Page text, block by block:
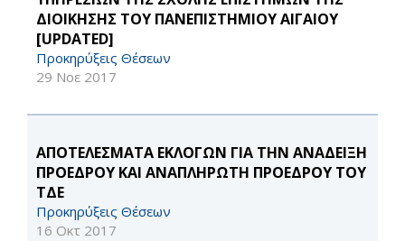
ΔΙΟΙΚΗΣΗΣ ΤΟΥ ΠΑΝΕΠΙΣΤΗΜΙΟΥ ΑΙΓΑΙΟΥ
[UPDATED]
Προκηρύξεις Θέσεων
29 Νοε 2017
ΑΠΟΤΕΛΕΣΜΑΤΑ ΕΚΛΟΓΩΝ ΓΙΑ ΤΗΝ ΑΝΑΔΕΙΞΗ
ΠΡΟΕΔΡΟΥ ΚΑΙ ΑΝΑΠΛΗΡΩΤΗ ΠΡΟΕΔΡΟΥ ΤΟΥ
ΤΔΕ
Προκηρύξεις Θέσεων
16 Οκτ 2017